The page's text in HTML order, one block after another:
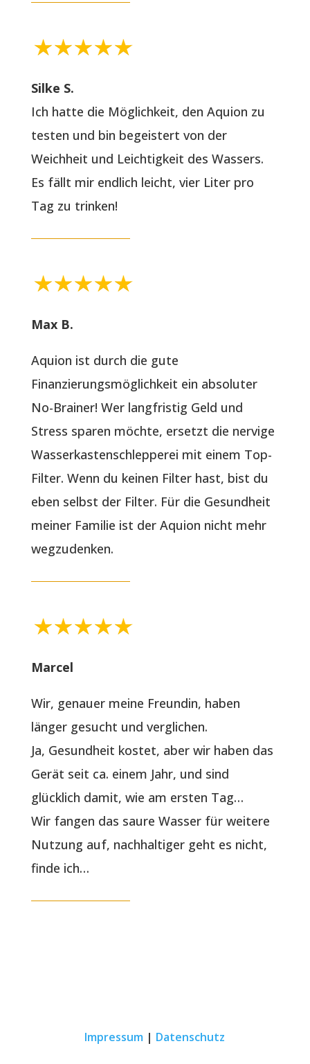
Silke S.
Ich hatte die Möglichkeit, den Aquion zu
testen und bin begeistert von der
Weichheit und Leichtigkeit des Wassers.
Es fällt mir endlich leicht, vier Liter pro
Tag zu trinken!
Max B.
Aquion ist durch die gute
Finanzierungsmöglichkeit ein absoluter
No-Brainer! Wer langfristig Geld und
Stress sparen möchte, ersetzt die nervige
Wasserkastenschlepperei mit einem Top-
Filter. Wenn du keinen Filter hast, bist du
eben selbst der Filter. Für die Gesundheit
meiner Familie ist der Aquion nicht mehr
wegzudenken.
Marcel
Wir, genauer meine Freundin, haben
länger gesucht und verglichen.
Ja, Gesundheit kostet, aber wir haben das
Gerät seit ca. einem Jahr, und sind
glücklich damit, wie am ersten Tag…
Wir fangen das saure Wasser für weitere
Nutzung auf, nachhaltiger geht es nicht,
finde ich…
Impressum | Datenschutz